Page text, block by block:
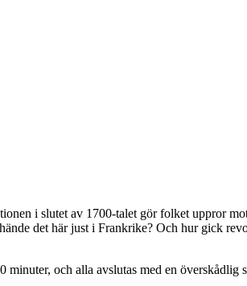
i slutet av 1700-talet gör folket uppror
det här just i Frankrike? Och hur gick
och alla avslutas med en överskådlig